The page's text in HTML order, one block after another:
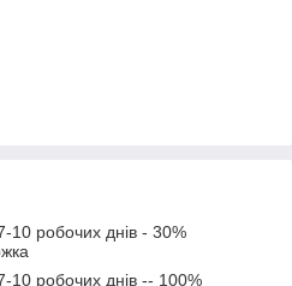
10 робочих днів - 30%
10 робочих днів -- 100%